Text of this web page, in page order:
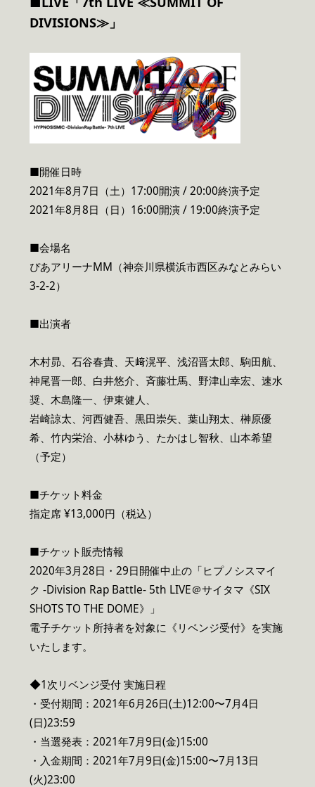
DIVISIONS≫」
■開催日時
2021年8月7日（土）17:00開演 / 20:00終演予定
2021年8月8日（日）16:00開演 / 19:00終演予定
■会場名
ぴあアリーナMM（神奈川県横浜市西区みなとみらい
3-2-2）
■出演者
木村昴、石谷春貴、天﨑滉平、浅沼晋太郎、駒田航、
神尾晋一郎、白井悠介、斉藤壮馬、野津山幸宏、速水
奨、木島隆一、伊東健人、
岩崎諒太、河西健吾、黒田崇矢、葉山翔太、榊原優
希、竹内栄治、小林ゆう、たかはし智秋、山本希望
（予定）
■チケット料金
指定席 ¥13,000円（税込）
■チケット販売情報
2020年3月28日・29日開催中止の「ヒプノシスマイ
ク -Division Rap Battle- 5th LIVE＠サイタマ《SIX
SHOTS TO THE DOME》」
電子チケット所持者を対象に《リベンジ受付》を実施
いたします。
◆1次リベンジ受付 実施日程
・受付期間：2021年6月26日(土)12:00〜7月4日
(日)23:59
・当選発表：2021年7月9日(金)15:00
・入金期間：2021年7月9日(金)15:00〜7月13日
(火)23:00